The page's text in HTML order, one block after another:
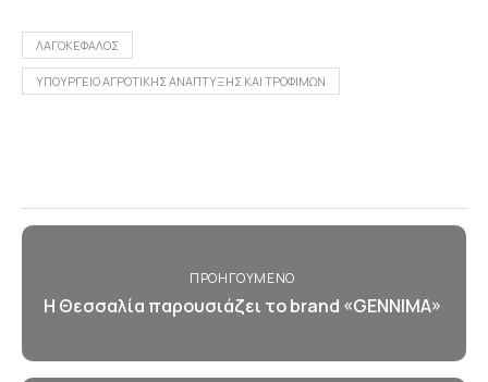
ΛΑΓΟΚΕΦΑΛΟΣ
ΥΠΟΥΡΓΕΙΟ ΑΓΡΟΤΙΚΗΣ ΑΝΑΠΤΥΞΗΣ ΚΑΙ ΤΡΟΦΙΜΩΝ
ΠΡΟΗΓΟΎΜΕΝΟ
Η Θεσσαλία παρουσιάζει το brand «GENNIMA»